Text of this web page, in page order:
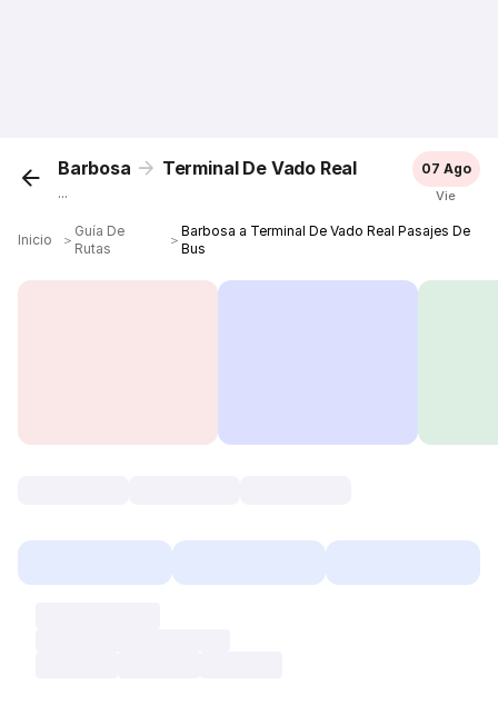
Barbosa Terminal De Vado Real
...
07 Ago
Vie
Inicio ＞
Guía De
Rutas
＞
Barbosa a Terminal De Vado Real Pasajes De
Bus